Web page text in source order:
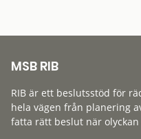
MSB RIB
RIB är ett beslutsstöd för
hela vägen från planering
fatta rätt beslut när